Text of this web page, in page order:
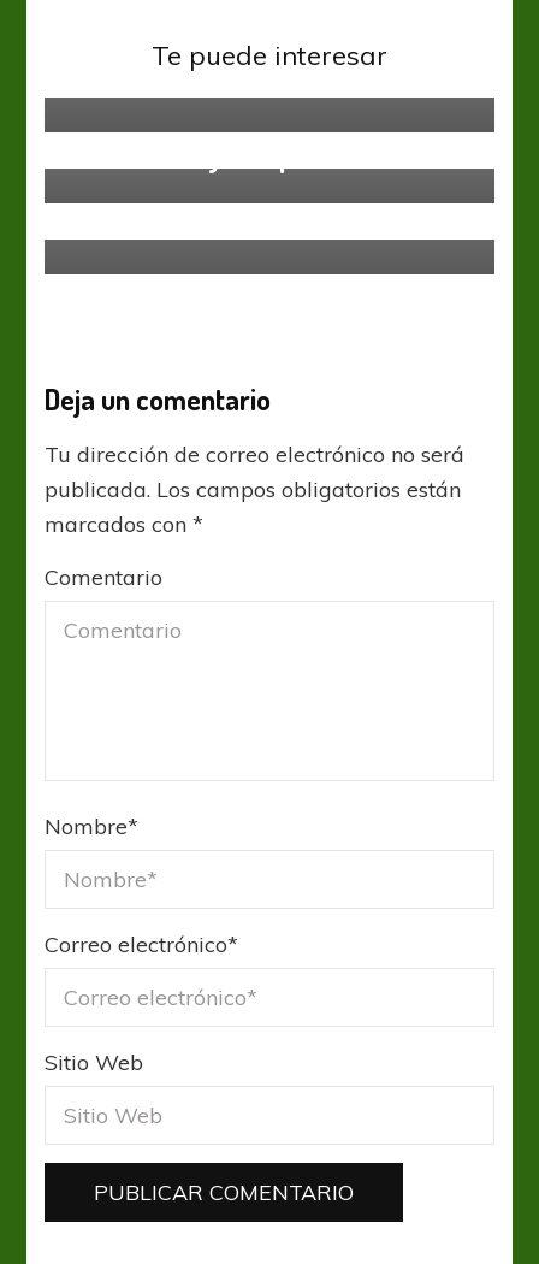
Te puede interesar
Alemania y España no se sacaron
Deja un comentario
Tu dirección de correo electrónico no será
publicada. Los campos obligatorios están
marcados con*
Comentario
Nombre*
Correo electrónico*
Sitio Web